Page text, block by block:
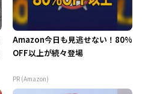
Amazon今日も見逃せない！80%
OFF以上が続々登場
PR (Amazon)